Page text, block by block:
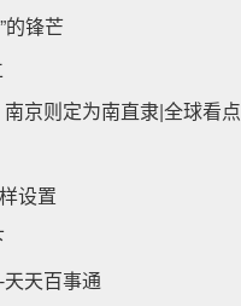
的锋芒
京则定为南直隶|全球看点
设置
天百事通